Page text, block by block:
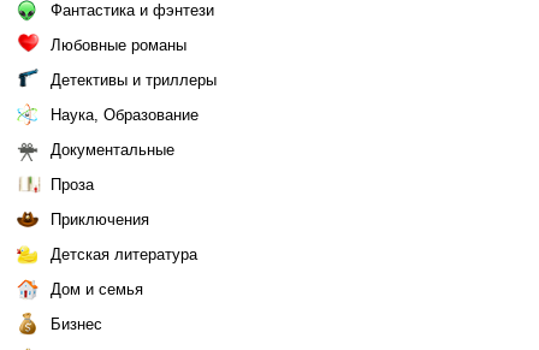
Фантастика и фэнтези
Любовные романы
Детективы и триллеры
Наука, Образование
Документальные
Проза
Приключения
Детская литература
Дом и семья
Бизнес